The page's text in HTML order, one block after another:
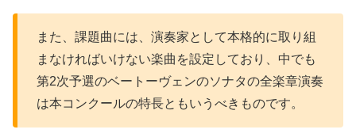
また、課題曲には、演奏家として本格的に取り組
まなければいけない楽曲を設定しており、中でも
第2次予選のベートーヴェンのソナタの全楽章演奏
は本コンクールの特長ともいうべきものです。